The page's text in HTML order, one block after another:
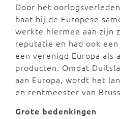
Door het
baat bij de Europese
werkte hiermee aan zijn
reputatie en had ook
een verenigd Europa als
producten. Omdat
aan Europa, wordt het
en rentmeester van
Grote bedenkingen